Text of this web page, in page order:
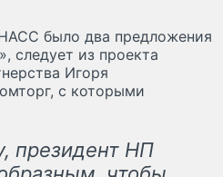
было два предложения
следует из проекта
Игоря
с которыми
президент НП